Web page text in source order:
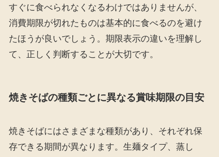
すぐに食べられなくなるわけではありませんが、
消費期限が切れたものは基本的に食べるのを避け
たほうが良いでしょう。期限表示の違いを理解し
て、正しく判断することが大切です。
焼きそばの種類ごとに異なる賞味期限の目安
焼きそばにはさまざまな種類があり、それぞれ保
存できる期間が異なります。生麺タイプ、蒸し